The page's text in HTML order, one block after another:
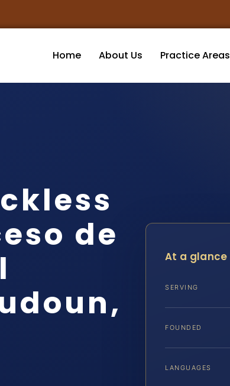
Home About Us Practice Areas
de
At a glance
SERVING
FOUNDED
LANGUAGES